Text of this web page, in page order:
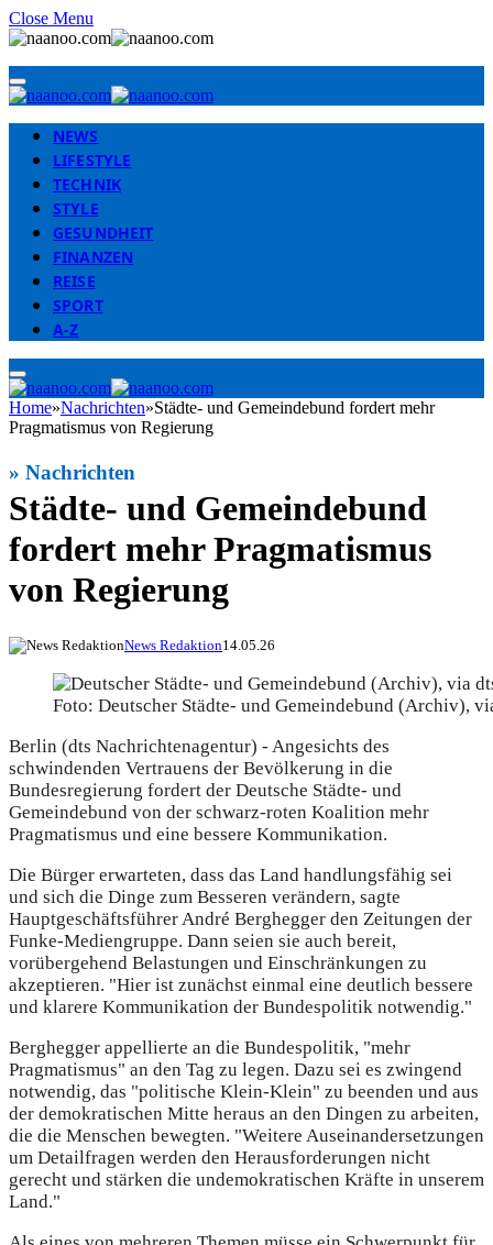
Close Menu
NEWS
LIFESTYLE
TECHNIK
STYLE
GESUNDHEIT
FINANZEN
REISE
SPORT
A-Z
Home»Nachrichten»Städte- und Gemeindebund fordert mehr
Pragmatismus von Regierung
Städte- und Gemeindebund
fordert mehr Pragmatismus
von Regierung
» Nachrichten
News Redaktion14.05.26
Foto: Deutscher Städte- und Gemeindebund (Archiv),
Berlin (dts Nachrichtenagentur) - Angesichts des
schwindenden Vertrauens der Bevölkerung in die
Bundesregierung fordert der Deutsche Städte- und
Gemeindebund von der schwarz-roten Koalition mehr
Pragmatismus und eine bessere Kommunikation.
Die Bürger erwarteten, dass das Land handlungsfähig sei
und sich die Dinge zum Besseren verändern, sagte
Hauptgeschäftsführer André Berghegger den Zeitungen der
Funke-Mediengruppe. Dann seien sie auch bereit,
vorübergehend Belastungen und Einschränkungen zu
akzeptieren. "Hier ist zunächst einmal eine deutlich bessere
und klarere Kommunikation der Bundespolitik notwendig."
Berghegger appellierte an die Bundespolitik, "mehr
Pragmatismus" an den Tag zu legen. Dazu sei es zwingend
notwendig, das "politische Klein-Klein" zu beenden und aus
der demokratischen Mitte heraus an den Dingen zu arbeiten,
die die Menschen bewegten. "Weitere Auseinandersetzungen
um Detailfragen werden den Herausforderungen nicht
gerecht und stärken die undemokratischen Kräfte in unserem
Land."